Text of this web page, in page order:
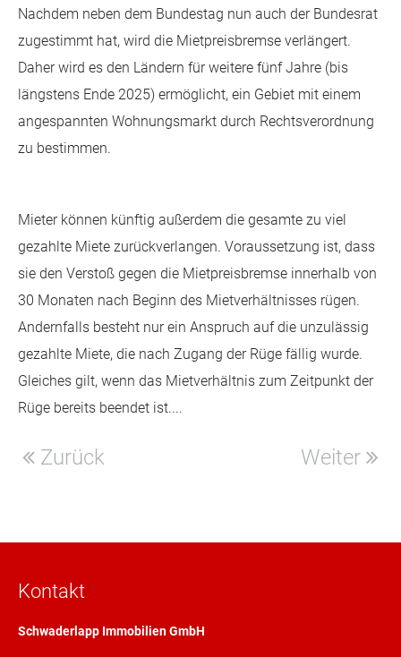
Nachdem neben dem Bundestag nun auch der Bundesrat
zugestimmt hat, wird die Mietpreisbremse verlängert.
Daher wird es den Ländern für weitere fünf Jahre (bis
längstens Ende 2025) ermöglicht, ein Gebiet mit einem
angespannten Wohnungsmarkt durch Rechtsverordnung
zu bestimmen.
Mieter können künftig außerdem die gesamte zu viel
gezahlte Miete zurückverlangen. Voraussetzung ist, dass
sie den Verstoß gegen die Mietpreisbremse innerhalb von
30 Monaten nach Beginn des Mietverhältnisses rügen.
Andernfalls besteht nur ein Anspruch auf die unzulässig
gezahlte Miete, die nach Zugang der Rüge fällig wurde.
Gleiches gilt, wenn das Mietverhältnis zum Zeitpunkt der
Rüge bereits beendet ist....
Zurück Weiter
Kontakt
Schwaderlapp Immobilien GmbH